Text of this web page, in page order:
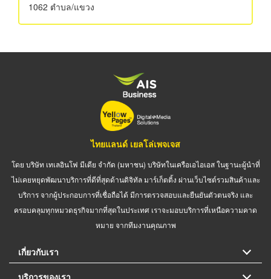
1062 ตำบล/แขวง
ไทยแลนด์ เยลโล่เพจเจส
โดย บริษัท เทเลอินโฟ มีเดีย จำกัด (มหาชน) บริษัทในเครือเอไอเอส ในฐานะผู้นำที่
ไม่เคยหยุดพัฒนาบริการที่ดีที่สุดด้านดิจิทัล มาร์เก็ตติ้ง ผ่านเว็บไซต์รวมสินค้าและ
บริการ จากผู้ประกอบการที่เชื่อถือได้ มีการตรวจสอบและยืนยันตัวตนจริง และ
ครอบคลุมทุกหมวดธุรกิจมากที่สุดในประเทศ เราจะมอบบริการที่เหนือความคาด
หมาย จากทีมงานคุณภาพ
เกี่ยวกับเรา
บริการของเรา